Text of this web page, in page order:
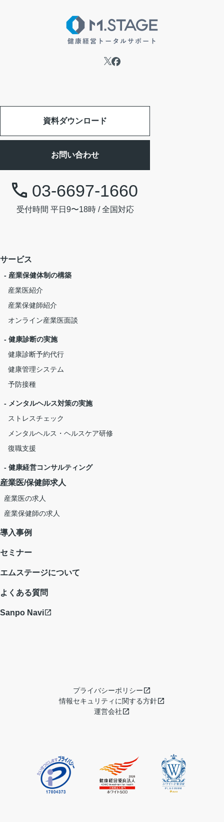
サービス
- 産業保健体制の構築
産業医紹介
産業保健師紹介
オンライン産業医面談
- 健康診断の実施
健康診断予約代行
健康管理システム
予防接種
- メンタルヘルス対策の実施
ストレスチェック
メンタルヘルス・ヘルスケア研修
復職支援
- 健康経営コンサルティング
産業医/保健師求人
産業医の求人
産業保健師の求人
導入事例
セミナー
エムステージについて
よくある質問
Sanpo Navi
資料ダウンロード
お問い合わせ
03-6697-1660
受付時間 平日9〜18時 / 全国対応
プライバシーポリシー
情報セキュリティに関する方針
運営会社